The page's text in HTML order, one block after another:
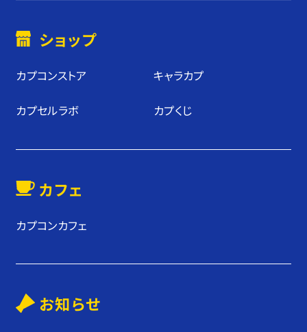
ショップ
カプコンストア キャラカプ
カプセルラボ カプくじ
カフェ
カプコンカフェ
お知らせ